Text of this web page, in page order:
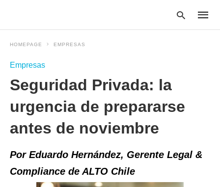
HOMEPAGE EMPRESAS
Empresas
Seguridad Privada: la
urgencia de prepararse
antes de noviembre
Por Eduardo Hernández, Gerente Legal &
Compliance de ALTO Chile